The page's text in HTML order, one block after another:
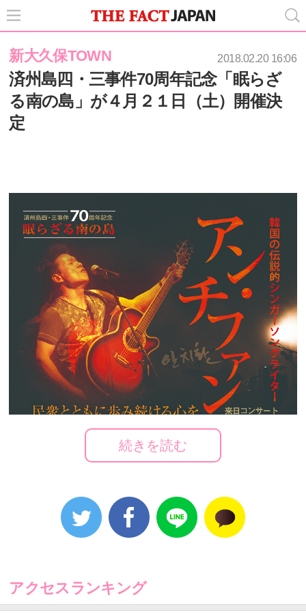
新大久保TOWN 2018.02.20 16:06
済州島四・三事件70周年記念「眠らざ
る南の島」が４月２１日（土）開催決
定
続きを読む
アクセスランキング